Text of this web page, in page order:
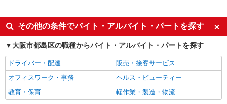
同じ特徴から都島駅の求人を探す
入社日応相談
未経験歓迎
経験者・有資格者歓迎
新卒・第二新卒歓迎
女性活躍中
主婦・主夫歓迎
フリーター歓迎
学歴不問
ブランクOK
ミドル（40代～）活躍中
その他の条件でバイト・アルバイト・パートを探す
大阪市都島区の職種からバイト・アルバイト・パートを探す
ドライバー・配達
販売・接客サービス
オフィスワーク・事務
ヘルス・ビューティー
教育・保育
軽作業・製造・物流